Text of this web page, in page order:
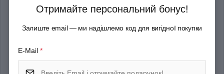
Група
Отримайте персональний бонус!
Залиште email — ми надішлемо код для вигідної покупки
E-Mail *